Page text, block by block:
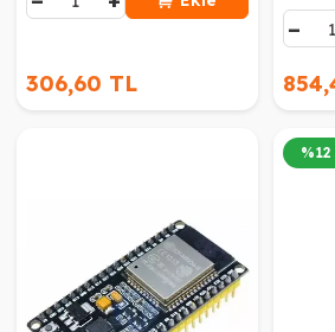
306,60 TL
−
%12